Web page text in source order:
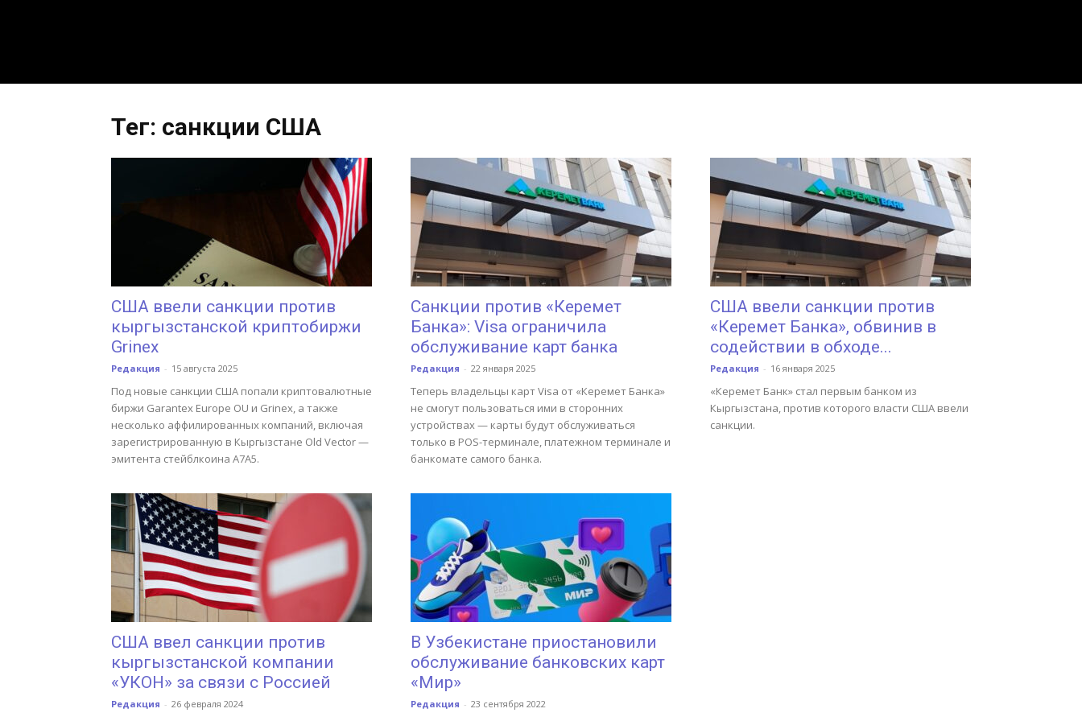
Тег: санкции США
США ввели санкции против
кыргызстанской криптобиржи
Grinex
Редакция - 15 августа 2025
Под новые санкции США попали криптовалютные
биржи Garantex Europe OU и Grinex, а также
несколько аффилированных компаний, включая
зарегистрированную в Кыргызстане Old Vector —
эмитента стейблкоина A7A5.
Санкции против «Керемет
Банка»: Visa ограничила
обслуживание карт банка
Редакция - 22 января 2025
Теперь владельцы карт Visa от «Керемет Банка»
не смогут пользоваться ими в сторонних
устройствах — карты будут обслуживаться
только в POS-терминале, платежном терминале и
банкомате самого банка.
США ввели санкции против
«Керемет Банка», обвинив в
содействии в обходе...
Редакция - 16 января 2025
«Керемет Банк» стал первым банком из
Кыргызстана, против которого власти США ввели
санкции.
США ввел санкции против
кыргызстанской компании
«УКОН» за связи с Россией
Редакция - 26 февраля 2024
В Узбекистане приостановили
обслуживание банковских карт
«Мир»
Редакция - 23 сентября 2022